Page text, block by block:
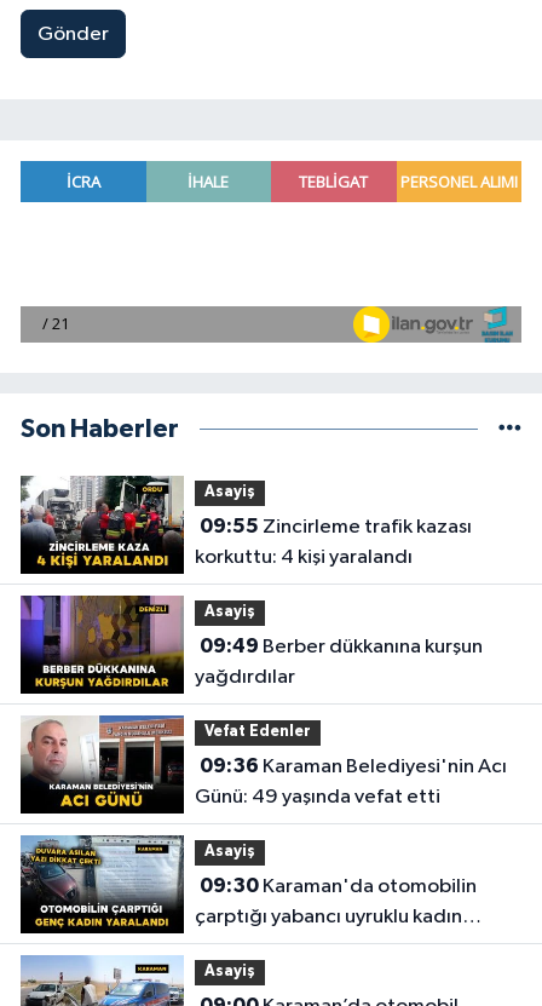
Gönder
Son Haberler
Asayiş
09:55
korkuttu: 4 kişi yaralandı
Asayiş
09:49
yağdırdılar
Vefat Edenler
09:36
Günü: 49 yaşında vefat etti
Asayiş
09:30Karaman'da otomobilin
çarptığı yabancı uyruklu kadın
yaralandı
Asayiş